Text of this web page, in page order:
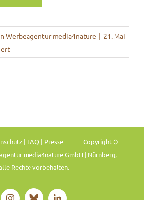
dann
wird
Werbeagentur media4nature | 21. Mai
| FAQ| Presse
Copyright ©
media4nature GmbH | Nürnberg,
Rechte vorbehalten.
InstagramBlueskyLinkedIn